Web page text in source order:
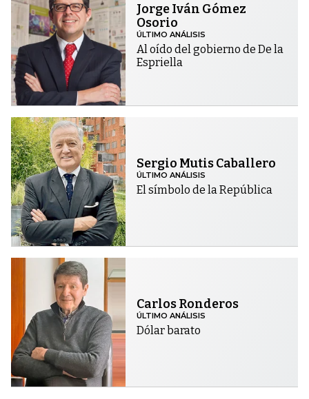
Jorge Iván Gómez
Osorio
ÚLTIMO ANÁLISIS
Al oído del gobierno de De la
Espriella
Sergio Mutis Caballero
ÚLTIMO ANÁLISIS
El símbolo de la República
Carlos Ronderos
ÚLTIMO ANÁLISIS
Dólar barato